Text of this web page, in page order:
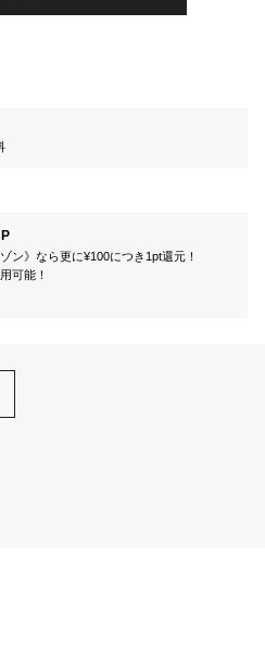
ン》なら更に¥100につき1pt還元！
可能！